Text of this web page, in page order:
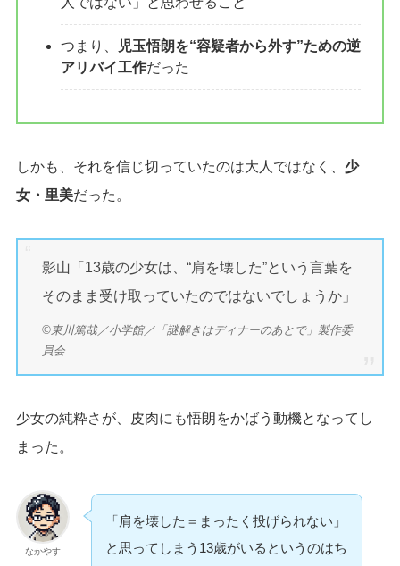
つまり、
児玉悟朗を“容疑者から外す”ための逆
アリバイ工作だった
しかも、それを信じ切っていたのは大人ではなく、 少
女・里美だった。
影山「13歳の少女は、“肩を壊した”という言葉を
そのまま受け取っていたのではないでしょうか」
©東川篤哉／小学館／「謎解きはディナーのあとで」製作委
員会
少女の純粋さが、皮肉にも悟朗をかばう動機となってし
まった。
なかやす
「肩を壊した＝まったく投げられない」
と思ってしまう13歳がいるというのはち